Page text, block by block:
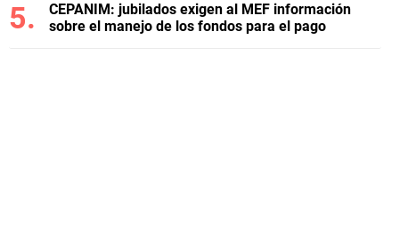
CEPANIM: jubilados exigen al MEF información
sobre el manejo de los fondos para el pago